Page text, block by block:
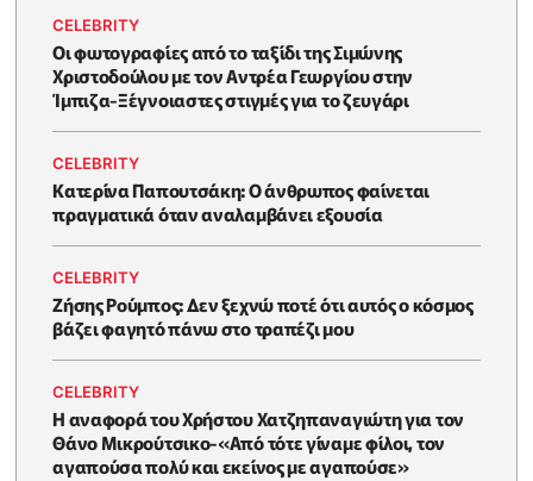
CELEBRITY
Οι φωτογραφίες από το ταξίδι της Σιμώνης
Χριστοδούλου με τον Αντρέα Γεωργίου στην
Ίμπιζα-Ξέγνοιαστες στιγμές για το ζευγάρι
CELEBRITY
Κατερίνα Παπουτσάκη: Ο άνθρωπος φαίνεται
πραγματικά όταν αναλαμβάνει εξουσία
CELEBRITY
Ζήσης Ρούμπος: Δεν ξεχνώ ποτέ ότι αυτός ο κόσμος
βάζει φαγητό πάνω στο τραπέζι μου
CELEBRITY
Η αναφορά του Χρήστου Χατζηπαναγιώτη για τον
Θάνο Μικρούτσικο-«Από τότε γίναμε φίλοι, τον
αγαπούσα πολύ και εκείνος με αγαπούσε»